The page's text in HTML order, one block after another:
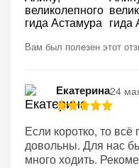
Вам был полезен этот
Екатерина24
Если коротко, то всё
довольны. Для нас
много ходить.